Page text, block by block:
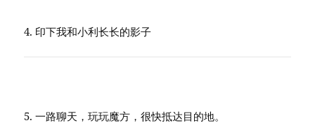
4. 印下我和小利长长的影子
5. 一路聊天，玩玩魔方，很快抵达目的地。